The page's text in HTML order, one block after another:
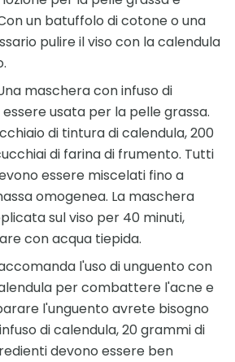
un batuffolo di cotone o una
pulire il viso con la calendula
maschera con infuso di
usata per la pelle grassa.
di tintura di calendula, 200
di farina di frumento. Tutti
essere miscelati fino a
omogenea. La maschera
sul viso per 40 minuti,
con acqua tiepida.
l'uso di unguento con
per combattere l'acne e
l'unguento avrete bisogno
di calendula, 20 grammi di
devono essere ben